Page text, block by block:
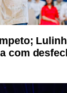
com